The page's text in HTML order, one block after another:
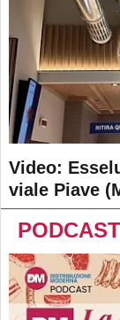
Video:
viale Piave
PODCAST